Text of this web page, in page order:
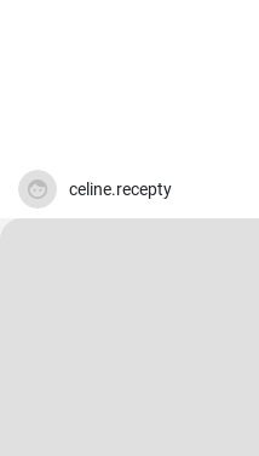
celine.recepty